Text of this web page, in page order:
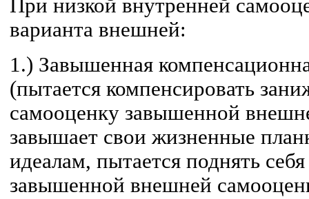
При низкой внутренней
варианта внешней:
1.) Завышенная
(пытается компенсировать
самооценку завышенной
завышает свои жизненные
идеалам, пытается поднять
завышенной внешней